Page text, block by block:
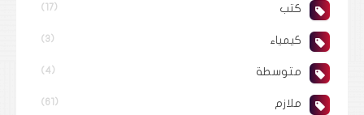
كتب (17)
كيمياء (3)
متوسطة (4)
ملازم (61)